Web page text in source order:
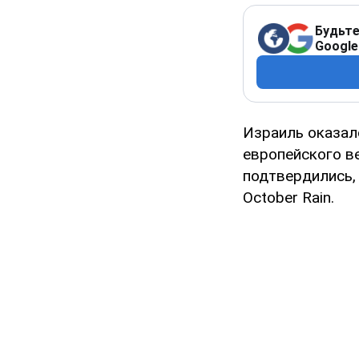
Google
Израиль
европейского
October Rain.